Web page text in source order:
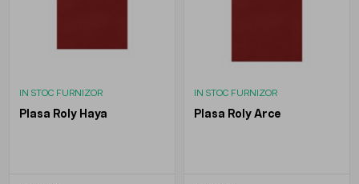
IN STOC FURNIZOR
Plasa Roly Haya
IN STOC FURNIZOR
Plasa Roly Arce